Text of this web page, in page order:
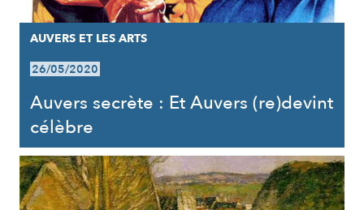
AUVERS ET LES ARTS
26/05/2020
Auvers secrète : Et Auvers (re)devint
célèbre